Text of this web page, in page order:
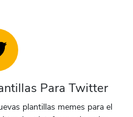
Use
Para Twitter
plantillas memes para el